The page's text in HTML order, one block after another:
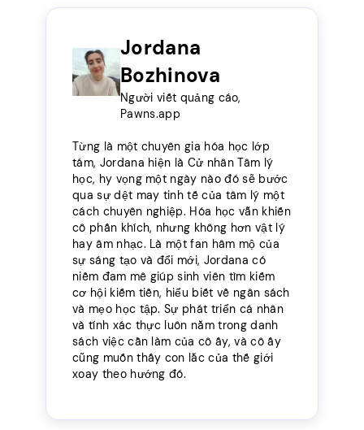
Jordana
Bozhinova
Người viết quảng cáo,
Pawns.app
Từng là một chuyên gia hóa học lớp
tám, Jordana hiện là Cử nhân Tâm lý
học, hy vọng một ngày nào đó sẽ bước
qua sự dệt may tinh tế của tâm lý một
cách chuyên nghiệp. Hóa học vẫn khiến
cô phấn khích, nhưng không hơn vật lý
hay âm nhạc. Là một fan hâm mộ của
sự sáng tạo và đổi mới, Jordana có
niềm đam mê giúp sinh viên tìm kiếm
cơ hội kiếm tiền, hiểu biết về ngân sách
và mẹo học tập. Sự phát triển cá nhân
và tính xác thực luôn nằm trong danh
sách việc cần làm của cô ấy, và cô ấy
cũng muốn thấy con lắc của thế giới
xoay theo hướng đó.